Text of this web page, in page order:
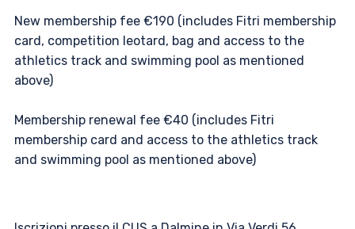
New membership fee €190 (includes Fitri membership
card, competition leotard, bag and access to the
athletics track and swimming pool as mentioned
above)
Membership renewal fee €40 (includes Fitri
membership card and access to the athletics track
and swimming pool as mentioned above)